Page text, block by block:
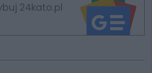
24kato.pl